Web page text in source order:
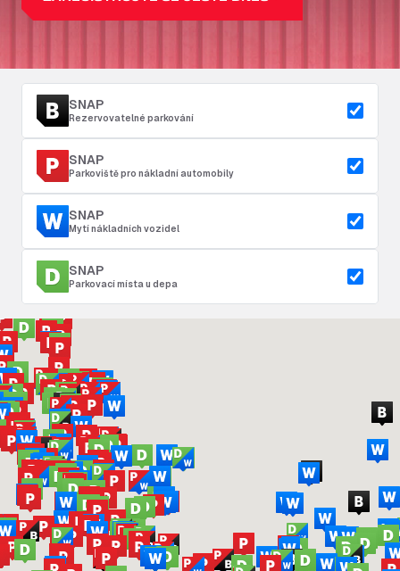
SNAP
Rezervovatelné parkování
SNAP
Parkoviště pro nákladní automobily
SNAP
Mytí nákladních vozidel
SNAP
Parkovací místa u depa